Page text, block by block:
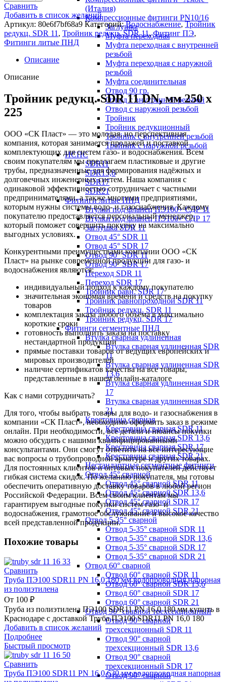
(Италия)
Компрессионные фитинги PN10/16
Заглушка
Муфта переходная
Муфта переходная с внутренней
резьбой
Муфта переходная с наружной
резьбой
Муфта соединительная
Отвод 90 гр.
Отвод с внутренней резьбой
Отвод с наружной резьбой
Тройник
Тройник редукционный
Тройник с внутренней резьбой
Тройник с наружной резьбой
НСПС
SDR11
SDR13,6
SDR17
SDR21
Фитинги литые ПНД
Втулки под фланец ПЭ100+ СДР 11
Втулки под фланец ПЭ100+ СДР 17
Заглушка SDR 11
Отвод 45° SDR 11
Отвод 45° SDR 17
Отвод 90° SDR 11
Отвод 90° SDR 17
Переход SDR 11
Переход SDR 17
Тройник равн. SDR 17
Тройник равнопроходной SDR 11
Тройник редукц. SDR 11
Тройник редукц. SDR 17
Фитинги сегментные ПНД
Втулка сварная удлиненная
Втулка сварная удлиненная SDR
11
Втулка сварная удлиненная SDR
13,6
Втулка сварная удлиненная SDR
17
Втулка сварная удлиненная SDR
21
Крестовина сварная
Крестовина сварная SDR 11
Крестовина сварная SDR 13,6
Крестовина сварная SDR 17
Крестовина сварная SDR 21
Нестандартные сегментные фитинги
Отвод 45° сварной
Отвод 45° сварной SDR 11
Отвод 45° сварной SDR 13,6
Отвод 45° сварной SDR 17
Отвод 45° сварной SDR 21
Отвод 5-35° сварной
Отвод 5-35° сварной SDR 11
Отвод 5-35° сварной SDR 13,6
Отвод 5-35° сварной SDR 17
Отвод 5-35° сварной SDR 21
Отвод 60° сварной
Отвод 60° сварной SDR 11
Отвод 60° сварной SDR 13,6
Отвод 60° сварной SDR 17
Отвод 60° сварной SDR 21
Отвод 90° сварной трехсекционный
Отвод 90° сварной
трехсекционный SDR 11
Отвод 90° сварной
трехсекционный SDR 13,6
Отвод 90° сварной
трехсекционный SDR 17
Отвод 90° сварной
Сравнить
Добавить в список желаний
Артикул: 80e6f7bf68a9 Категорий: Водоснабжение, Тройник
редукц. SDR 11 , Тройник редукц. SDR 11, Фитинг ПЭ,
Фитинги литые ПНД
Описание
Описание
Тройник редукц. SDR 11 DN, мм 250 x
225
ООО «СК Пласт» — это молодая, но перспективная
компания, которая занимается продажей и поставкой
комплектующих для систем газо- и водоснабжения. Всем
своим покупателям мы предлагаем пластиковые и другие
трубы, предназначенные для формирования надёжных и
долговечных инженерных систем. Наша компания с
одинаковой эффективностью сотрудничает с частными
предпринимателями, а также многими предприятиями,
которым нужны системы водо- и газоснабжения. Каждому
покупателю предоставляется персональный менеджер,
который поможет совершить покупку на максимально
выгодных условиях.
Конкурентными преимуществами компании ООО «СК
Пласт» на рынке современной продукции для газо- и
водоснабжения являются:
индивидуальный подход к каждому покупателю
значительная экономия времени и средств на покупку
товаров
комплектация заказа любого объёма в максимально
короткие сроки
готовность выполнить заказа на поставку
нестандартной продукции
прямые поставки товаров от ведущих европейских и
мировых производителей
наличие сертификатов качества на все товары,
представленные в нашем онлайн-каталоге
Как с нами сотрудничать?
Для того, чтобы выбрать товары для водо- и газоснабжения в
компании «СК Пласт», необходимо оформить заказ в режиме
онлайн. При необходимости, все детали и нюансы покупки
можно обсудить с нашими квалифицированными
консультантами. Они смогут ответить на все интересующие
вас вопросы о трубопроводной арматуре и других товарах.
Для постоянных клиентов и оптовых покупателей действует
гибкая система скидок. По желанию покупателя, мы готовы
обеспечить оперативную доставку товаров в любой регион
Российской Федерации. Всем своим клиентам мы
гарантируем выгодные покупки систем газо- и
водоснабжения, грамотное обслуживание и высокое качество
всей представленной продукции.
Похожие товары
Сравнить
Труба ПЭ100 SDR11 PN 16,0 180 мм водопроводная напорная
из полиэтилена
От 100 ₽
Труба из полиэтилена ПЭ100 SDR11 PN 16,0 180 мм купить в
Краснодаре с доставкой Труба ПЭ100 SDR11 PN 16,0 180
Добавить в список желаний
Подробнее
Быстрый просмотр
Сравнить
Труба ПЭ100 SDR11 PN 16,0 630 мм водопроводная напорная